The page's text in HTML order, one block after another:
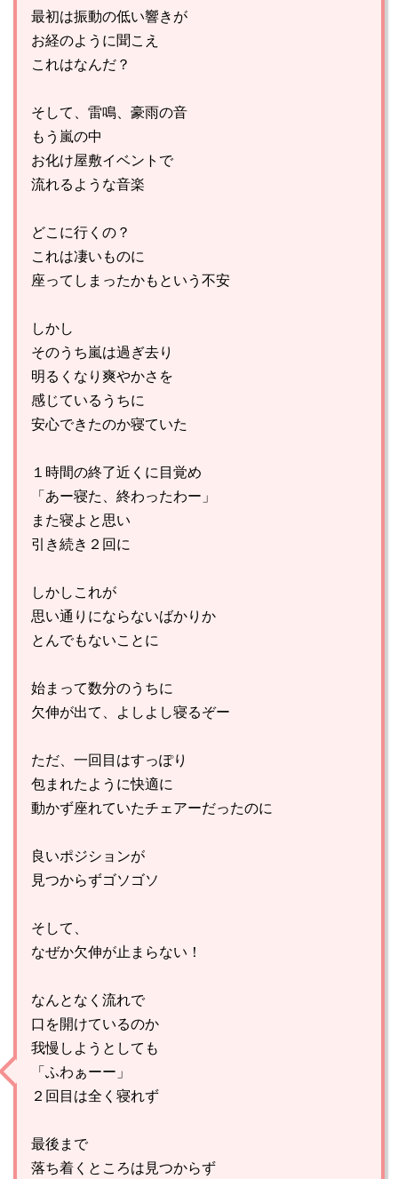
最初は振動の低い響きが
お経のように聞こえ
これはなんだ？
そして、雷鳴、豪雨の音
もう嵐の中
お化け屋敷イベントで
流れるような音楽
どこに行くの？
これは凄いものに
座ってしまったかもという不安
しかし
そのうち嵐は過ぎ去り
明るくなり爽やかさを
感じているうちに
安心できたのか寝ていた
１時間の終了近くに目覚め
「あー寝た、終わったわー」
また寝よと思い
引き続き２回に
しかしこれが
思い通りにならないばかりか
とんでもないことに
始まって数分のうちに
欠伸が出て、よしよし寝るぞー
ただ、一回目はすっぽり
包まれたように快適に
動かず座れていたチェアーだったのに
良いポジションが
見つからずゴソゴソ
そして、
なぜか欠伸が止まらない！
なんとなく流れで
口を開けているのか
我慢しようとしても
「ふわぁーー」
２回目は全く寝れず
最後まで
落ち着くところは見つからず